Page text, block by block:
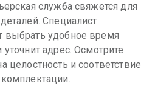
служба свяжется для
Специалист
выбрать удобное время
уточнит адрес. Осмотрите
целостность и соответствие